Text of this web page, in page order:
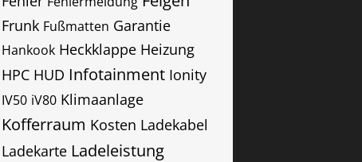
Frunk Fußmatten Garantie
Hankook Heckklappe Heizung
HPC HUD Infotainment Ionity
IV50 iV80 Klimaanlage
Kofferraum Kosten Ladekabel
Ladekarte Ladeleistung